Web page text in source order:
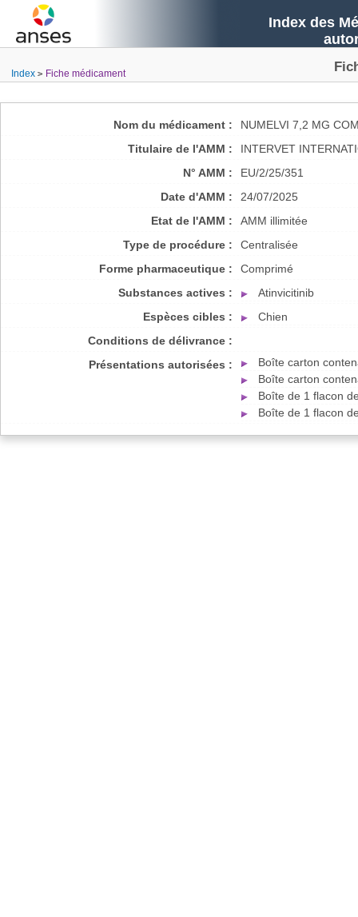
Index des
Index Fiche médicament
Nom du médicament :
NUMELVI 7,2 MG
Titulaire de l'AMM :
INTERVET
N° AMM :
EU/2/25/351
Date d'AMM :
24/07/2025
Etat de l'AMM :
AMM illimitée
Type de procédure :
Centralisée
Forme pharmaceutique :
Comprimé
Substances actives :
Atinvicitinib
Espèces cibles :
Chien
Conditions de délivrance :
Présentations autorisées :
Boîte carton
Boîte carton
Boîte de 1 flacon
Boîte de 1 flacon